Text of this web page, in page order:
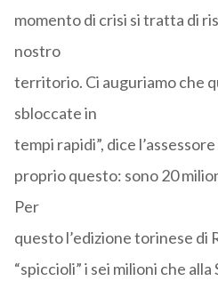
momento di crisi si tratta di
nostro
territorio. Ci auguriamo che
sbloccate in
tempi rapidi”, dice
proprio questo: sono 20
Per
questo l’edizione torinese di
“spiccioli” i sei milioni che